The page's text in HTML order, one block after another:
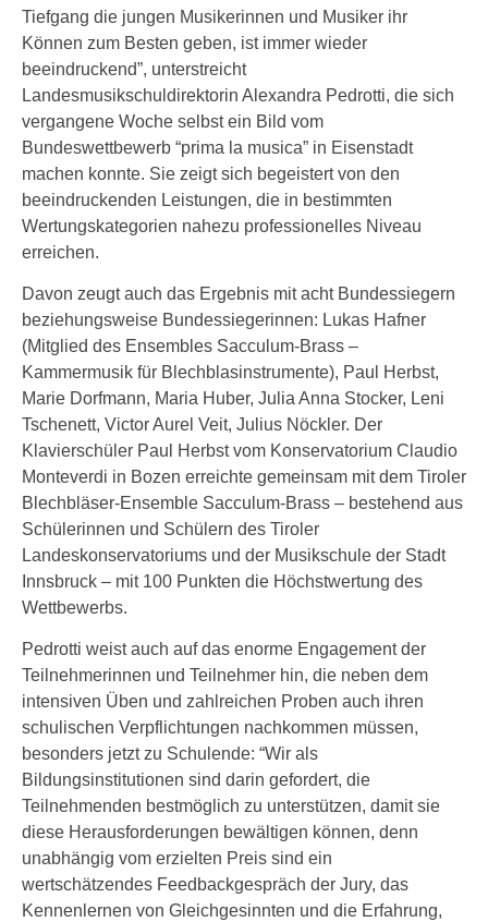
Tiefgang die jungen Musikerinnen und Musiker ihr
Können zum Besten geben, ist immer wieder
beeindruckend”, unterstreicht
Landesmusikschuldirektorin Alexandra Pedrotti, die sich
vergangene Woche selbst ein Bild vom
Bundeswettbewerb “prima la musica” in Eisenstadt
machen konnte. Sie zeigt sich begeistert von den
beeindruckenden Leistungen, die in bestimmten
Wertungskategorien nahezu professionelles Niveau
erreichen.
Davon zeugt auch das Ergebnis mit acht Bundessiegern
beziehungsweise Bundessiegerinnen: Lukas Hafner
(Mitglied des Ensembles Sacculum-Brass –
Kammermusik für Blechblasinstrumente), Paul Herbst,
Marie Dorfmann, Maria Huber, Julia Anna Stocker, Leni
Tschenett, Victor Aurel Veit, Julius Nöckler. Der
Klavierschüler Paul Herbst vom Konservatorium Claudio
Monteverdi in Bozen erreichte gemeinsam mit dem Tiroler
Blechbläser-Ensemble Sacculum-Brass – bestehend aus
Schülerinnen und Schülern des Tiroler
Landeskonservatoriums und der Musikschule der Stadt
Innsbruck – mit 100 Punkten die Höchstwertung des
Wettbewerbs.
Pedrotti weist auch auf das enorme Engagement der
Teilnehmerinnen und Teilnehmer hin, die neben dem
intensiven Üben und zahlreichen Proben auch ihren
schulischen Verpflichtungen nachkommen müssen,
besonders jetzt zu Schulende: “Wir als
Bildungsinstitutionen sind darin gefordert, die
Teilnehmenden bestmöglich zu unterstützen, damit sie
diese Herausforderungen bewältigen können, denn
unabhängig vom erzielten Preis sind ein
wertschätzendes Feedbackgespräch der Jury, das
Kennenlernen von Gleichgesinnten und die Erfahrung,